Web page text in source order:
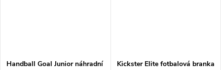
Handball Goal Junior náhradní
Kickster Elite fotbalová branka